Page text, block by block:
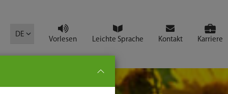
DE
Vorlesen Leichte Sprache Kontakt Karriere